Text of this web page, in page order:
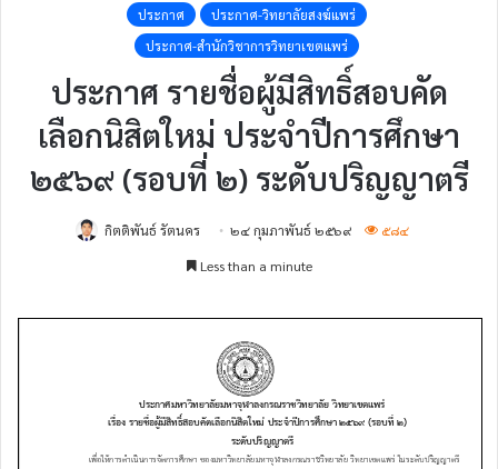
ประกาศ
ประกาศ-วิทยาลัยสงฆ์แพร่
ประกาศ-สำนักวิชาการวิทยาเขตแพร่
ประกาศ รายชื่อผู้มีสิทธิ์สอบคัด
เลือกนิสิตใหม่ ประจำปีการศึกษา
๒๕๖๙ (รอบที่ ๒) ระดับปริญญาตรี
กิตติพันธ์ รัตนคร ๒๔ กุมภาพันธ์ ๒๕๖๙
๕๘๔
Less than a minute